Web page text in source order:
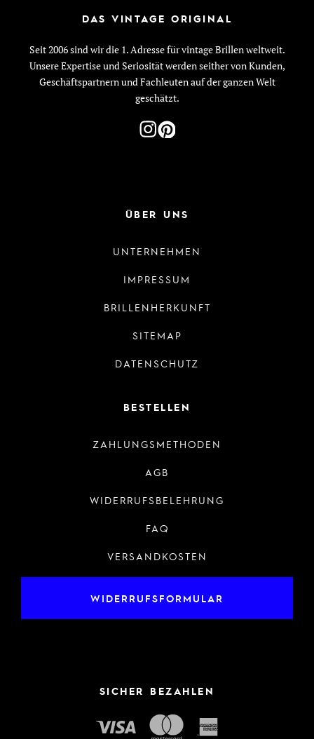
DAS VINTAGE ORIGINAL
Seit 2006 sind wir die 1. Adresse für vintage Brillen weltweit.
Unsere Expertise und Seriosität werden seither von Kunden,
Geschäftspartnern und Fachleuten auf der ganzen Welt
geschätzt.
ÜBER UNS
UNTERNEHMEN
IMPRESSUM
BRILLENHERKUNFT
SITEMAP
DATENSCHUTZ
BESTELLEN
ZAHLUNGSMETHODEN
AGB
WIDERRUFSBELEHRUNG
FAQ
VERSANDKOSTEN
WIDERRUFSFORMULAR
SICHER BEZAHLEN